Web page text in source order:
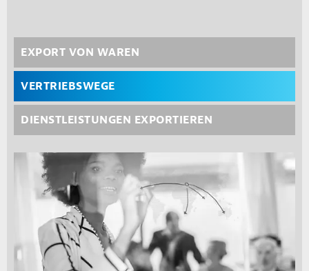
Third level navi
EXPORT VON WAREN
VERTRIEBSWEGE
DIENSTLEISTUNGEN EXPORTIEREN